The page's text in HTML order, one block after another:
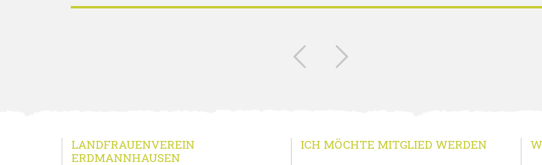
LANDFRAUENVEREIN
ERDMANNHAUSEN
ICH MÖCHTE MITGLIED WERDEN